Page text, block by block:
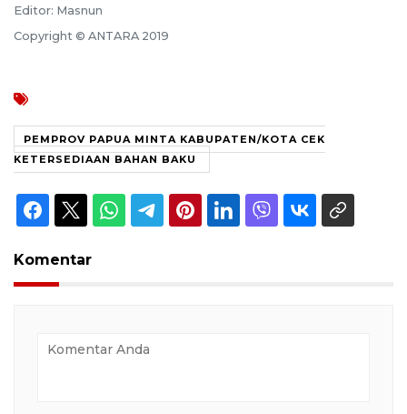
Editor: Masnun
Copyright © ANTARA 2019
PEMPROV PAPUA MINTA KABUPATEN/KOTA CEK
KETERSEDIAAN BAHAN BAKU
Komentar